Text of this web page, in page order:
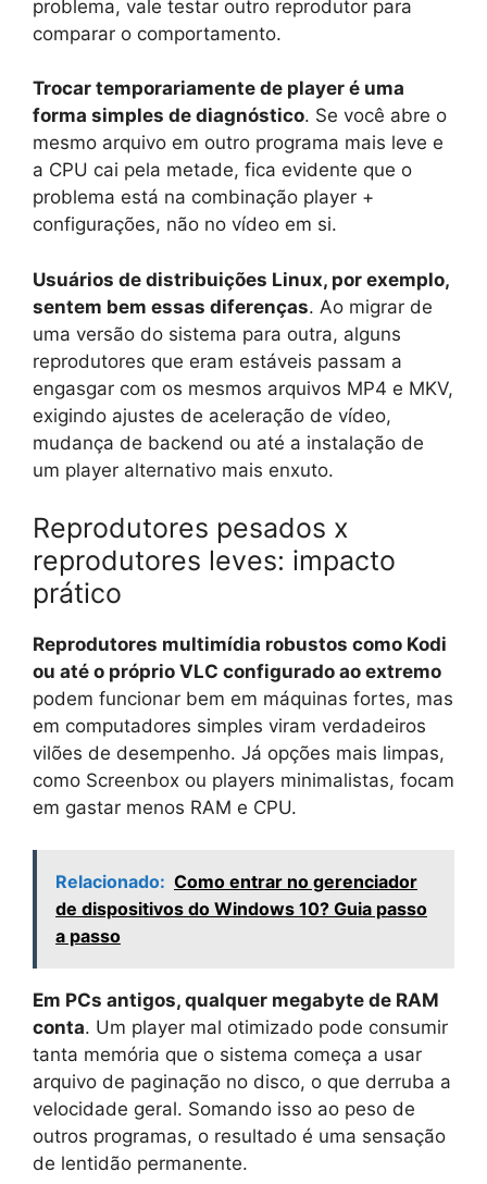
problema, vale testar outro reprodutor para
comparar o comportamento.
Trocar temporariamente de player é uma
forma simples de diagnóstico. Se você abre o
mesmo arquivo em outro programa mais leve e
a CPU cai pela metade, fica evidente que o
problema está na combinação player +
configurações, não no vídeo em si.
Usuários de distribuições Linux, por exemplo,
sentem bem essas diferenças. Ao migrar de
uma versão do sistema para outra, alguns
reprodutores que eram estáveis passam a
engasgar com os mesmos arquivos MP4 e MKV,
exigindo ajustes de aceleração de vídeo,
mudança de backend ou até a instalação de
um player alternativo mais enxuto.
Reprodutores pesados x
reprodutores leves: impacto
prático
Reprodutores multimídia robustos como Kodi
ou até o próprio VLC configurado ao extremo
podem funcionar bem em máquinas fortes, mas
em computadores simples viram verdadeiros
vilões de desempenho. Já opções mais limpas,
como Screenbox ou players minimalistas, focam
em gastar menos RAM e CPU.
Relacionado: Como entrar no gerenciador
de dispositivos do Windows 10? Guia passo
a passo
Em PCs antigos, qualquer megabyte de RAM
conta. Um player mal otimizado pode consumir
tanta memória que o sistema começa a usar
arquivo de paginação no disco, o que derruba a
velocidade geral. Somando isso ao peso de
outros programas, o resultado é uma sensação
de lentidão permanente.